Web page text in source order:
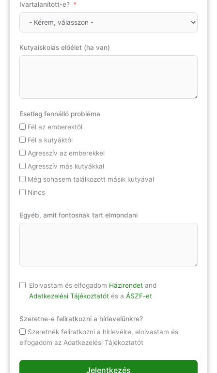
Ivartalanított-e?
Kutyaiskolás előélet (ha van)
Esetleg fennálló probléma
Fél az emberektől
Fél a kutyáktól
Agresszív az emberekkel
Agresszív más kutyákkal
Még sohasem találkozott másik kutyával
Nincs
Egyéb, amit fontosnak tart elmondani
Elolvastam és elfogadom Házirendet and
Adatkezelési Tájékoztatót és a ÁSZF-et
Szeretne-e feliratkozni a hírlevelünkre?
Szeretnék feliratkozni a hírlevélre, elolvastam és
elfogadom az Adatkezelési Tájékoztatót
Jelentkezés